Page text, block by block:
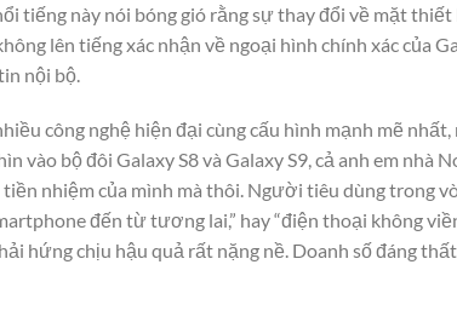
tiếng này nói bóng gió rằng sự thay đổi về mặt
lên tiếng xác nhận về ngoại hình chính xác của
nội bộ.
công nghệ hiện đại cùng cấu hình mạnh mẽ nhất,
vào bộ đôi Galaxy S8 và Galaxy S9, cả anh em nhà
tiền nhiệm của mình mà thôi. Người tiêu dùng trong
đến từ tương lai,” hay “điện thoại không
hứng chịu hậu quả rất nặng nề. Doanh số đáng thất